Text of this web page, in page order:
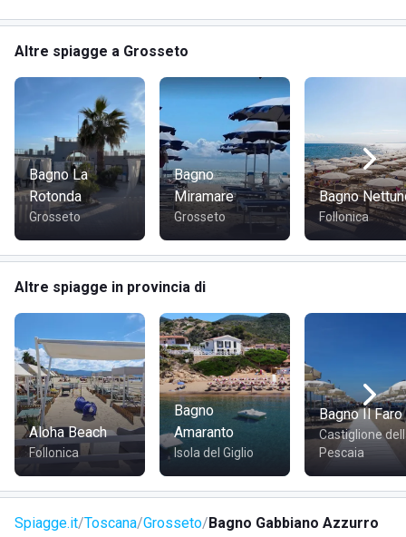
Altre spiagge a Grosseto
Bagno La
Rotonda
Grosseto
Bagno
Miramare
Grosseto
Bagno
Follonica
Altre spiagge in provincia di
Aloha Beach
Follonica
Bagno
Amaranto
Isola del Giglio
Bagno Il Faro
Castiglione
Pescaia
Spiagge.it Toscana Grosseto Bagno Gabbiano Azzurro